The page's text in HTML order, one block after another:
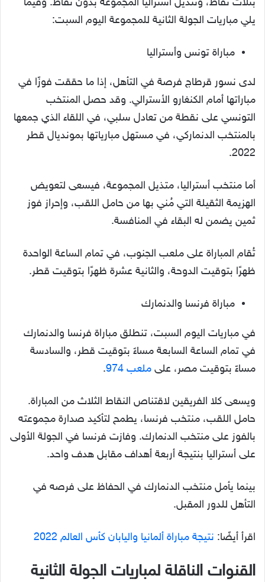
بثلاث نقاط، وتتذيل أستراليا المجموعة بدون نقاط. وفيما
يلي مباريات الجولة الثانية للمجموعة اليوم السبت:
مباراة تونس وأستراليا
لدى نسور قرطاج فرصة في التأهل، إذا ما حققت فوزًا في
مباراتها أمام الكنغارو الأسترالي. وقد حصل المنتخب
التونسي على نقطة من تعادل سلبي، في اللقاء الذي جمعها
بالمنتخب الدنماركي، في مستهل مبارياتها بمونديال قطر
2022.
أما منتخب أستراليا، متذيل المجموعة، فيسعى لتعويض
الهزيمة الثقيلة التي مُني بها من حامل اللقب، وإحراز فوز
ثمين يضمن له البقاء في المنافسة.
تُقام المباراة على ملعب الجنوب، في تمام الساعة الواحدة
ظهرًا بتوقيت الدوحة، والثانية عشرة ظهرًا بتوقيت قطر.
مباراة فرنسا والدنمارك
في مباريات اليوم السبت، تنطلق مباراة فرنسا والدنمارك
في تمام الساعة السابعة مساءً بتوقيت قطر، والسادسة
مساءً بتوقيت مصر، على ملعب 974 .
ويسعى كلا الفريقين لاقتناص النقاط الثلاث من المباراة.
حامل اللقب، منتخب فرنسا، يطمح لتأكيد صدارة مجموعته
بالفوز على منتخب الدنمارك. وفازت فرنسا في الجولة الأولى
على أستراليا بنتيجة أربعة أهداف مقابل هدف واحد.
بينما يأمل منتخب الدنمارك في الحفاظ على فرصه في
التأهل للدور المقبل.
اقرأ أيضًا: نتيجة مباراة ألمانيا واليابان كأس العالم 2022
القنوات الناقلة لمباريات الجولة الثانية